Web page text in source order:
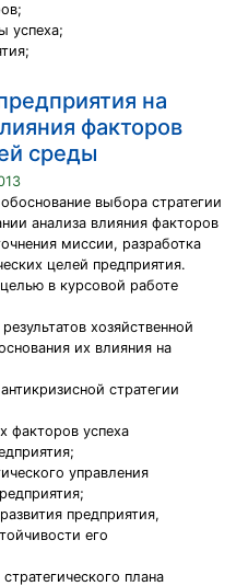
успеха;
на
факторов
среды
выбора стратегии
анализа влияния факторов
миссии, разработка
целей предприятия.
в курсовой работе
хозяйственной
их влияния на
стратегии
факторов успеха
управления
предприятия,
его
плана